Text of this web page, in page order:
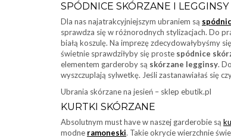
SPÓDNICE SKÓRZANE I LEGGINSY
Dla nas najatrakcyjniejszym ubraniem są
sprawdza się w różnorodnych stylizacjach. Do
białą koszulę. Na imprezę zdecydowałybyśmy
świetnie sprawdziłyby się proste spódnice
elementem garderoby są skórzane legginsy.
wyszczuplają sylwetkę. Jeśli zastanawiałaś się
Ubrania skórzane na jesień – sklep ebutik.pl
KURTKI SKÓRZANE
Absolutnym must have w naszej garderobie są
modne ramoneski. Takie okrycie wierzchnie